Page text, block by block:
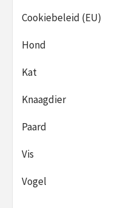
Cookiebeleid (EU)
Hond
Kat
Knaagdier
Paard
Vis
Vogel